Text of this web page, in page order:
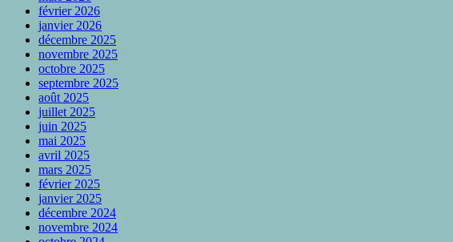
février 2026
janvier 2026
décembre 2025
novembre 2025
octobre 2025
septembre 2025
août 2025
juillet 2025
juin 2025
mai 2025
avril 2025
mars 2025
février 2025
janvier 2025
décembre 2024
novembre 2024